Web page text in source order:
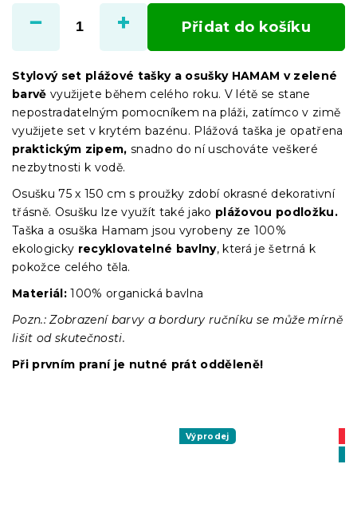
cena:
Přidat do košíku
Stylový set plážové tašky a osušky HAMAM v zelené
barvě využijete během celého roku. V létě se stane
nepostradatelným pomocníkem na pláži, zatímco v zimě
využijete set v krytém bazénu. Plážová taška je opatřena
praktickým zipem, snadno do ní uschováte veškeré
nezbytnosti k vodě.
Osušku 75 x 150 cm s proužky zdobí okrasné dekorativní
třásně. Osušku lze využít také jako plážovou podložku.
Taška a osuška Hamam jsou vyrobeny ze 100%
ekologicky recyklovatelné bavlny, která je šetrná k
pokožce celého těla.
Materiál: 100% organická bavlna
Pozn.: Zobrazení barvy a bordury ručníku se může mírně
lišit od skutečnosti.
Při prvním praní je nutné prát odděleně!
Výprodej